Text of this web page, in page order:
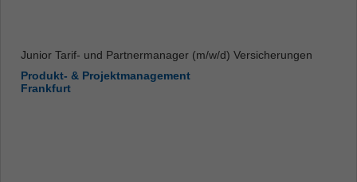
Junior Tarif- und Partnermanager (m/w/d) Versicherungen
Produkt- & Projektmanagement
Frankfurt